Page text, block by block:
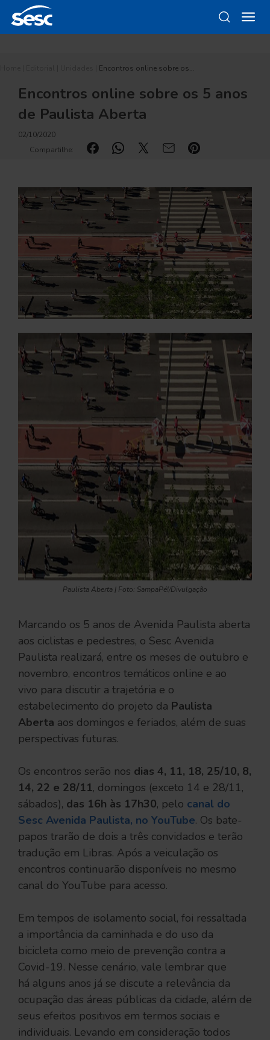
Encontros online sobre os…
Encontros online sobre os 5 anos
de Paulista Aberta
02/10/2020
Compartilhe:
Paulista Aberta | Foto: SampaPé!/Divulgação
Marcando os 5 anos de Avenida Paulista aberta
aos ciclistas e pedestres, o Sesc Avenida
Paulista realizará, entre os meses de outubro e
novembro, encontros temáticos online e ao
vivo para discutir a trajetória e o
estabelecimento do projeto da Paulista
Aberta aos domingos e feriados, além de suas
perspectivas futuras.
Os encontros serão nos dias 4, 11, 18, 25/10, 8,
14, 22 e 28/11, domingos (exceto 14 e 28/11,
sábados), das 16h às 17h30, pelo canal do
Sesc Avenida Paulista, no YouTube. Os bate-
papos trarão de dois a três convidados e terão
tradução em Libras. Após a veiculação os
encontros continuarão disponíveis no mesmo
canal do YouTube para acesso.
Em tempos de isolamento social, foi ressaltada
a importância da caminhada e do uso da
bicicleta como meio de prevenção contra a
Covid-19. Nesse cenário, vale lembrar que
há alguns anos já se discute a relevância da
ocupação das áreas públicas da cidade, além de
seus efeitos positivos em termos sociais e
individuais. Levando em consideração todos